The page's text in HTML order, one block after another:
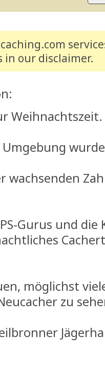
in our disclaimer.
Weihnachtszeit.
wachsenden
Gurus und die
möglichst
zu